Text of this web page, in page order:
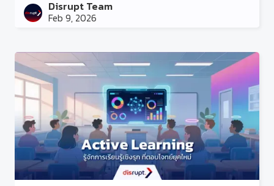
Disrupt Team
Feb 9, 2026